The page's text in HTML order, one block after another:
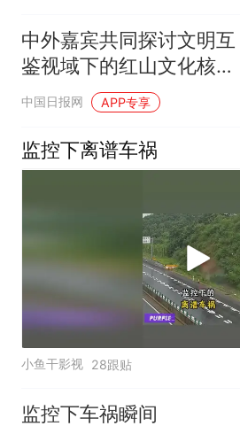
中外嘉宾共同探讨文明互
鉴视域下的红山文化核心
价值
中国日报网 APP专享
监控下离谱车祸
小鱼干影视 28跟贴
监控下车祸瞬间